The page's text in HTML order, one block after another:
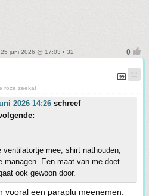
juni 2026 @ 17:03 • 32
roze zeekat
2026 14:26 schreef
ventilatortje mee, shirt nathouden,
Een maat van me doet
ook gewoon door.
vooral een paraplu meenemen.